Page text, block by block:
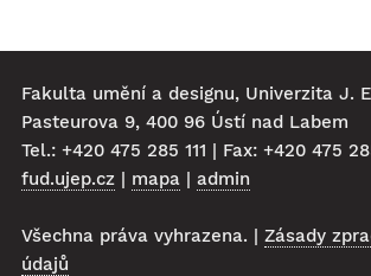
Fakulta umění a designu, Univerzita J.
Pasteurova 9, 400 96 Ústí nad Labem
Tel.: +420 475 285 111 | Fax: +420 475
fud.ujep.cz | mapa | admin
Všechna práva vyhrazena. | Zásady
údajů